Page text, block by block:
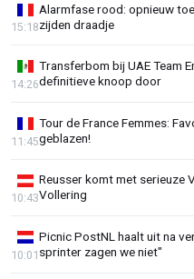
Alarmfase rood: opnieuw
zijden draadje
15:18
Transferbom bij UAE Team
definitieve knoop door
14:26
Tour de France Femmes:
geblazen!
11:45
Reusser komt met serieuze
Vollering
10:43
Picnic PostNL haalt uit na
sprinter zagen we niet"
10:01